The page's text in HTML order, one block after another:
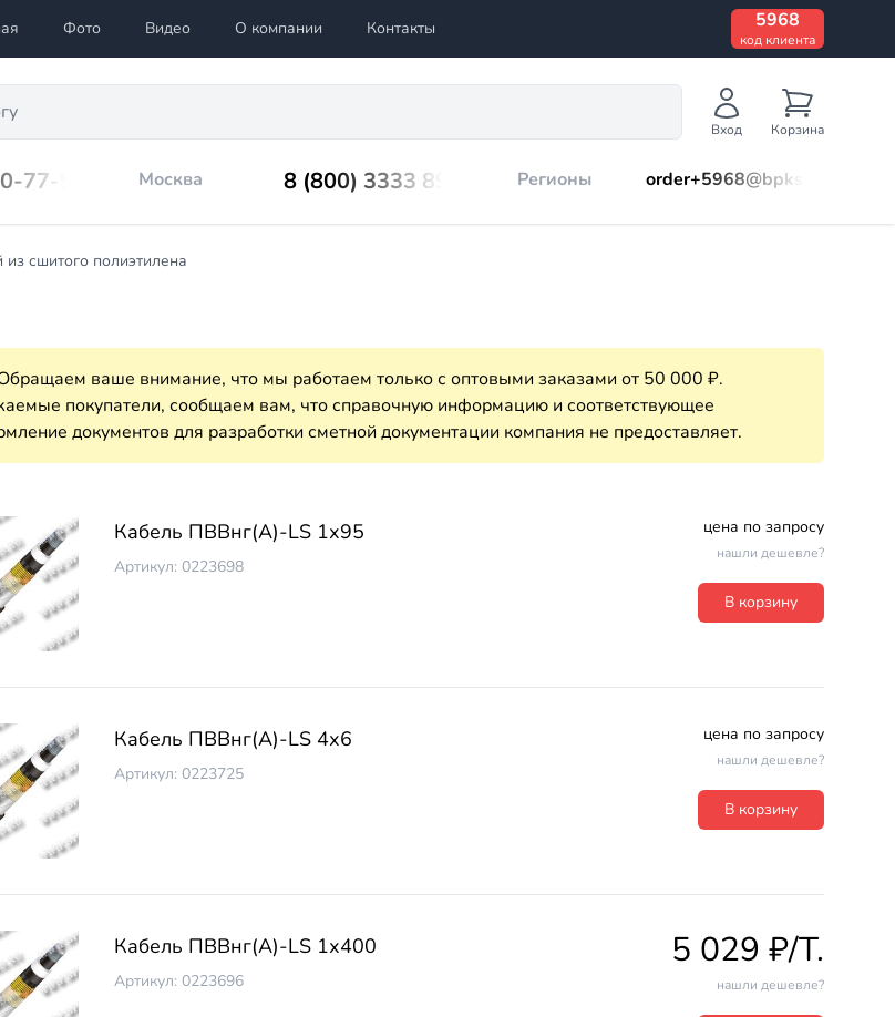
Фото Видео О компании Контакты 5968
код клиента
Вход Корзина
77-98 Москва 8 (800) 3333 899 Регионы order+5968@bpks.ru
сшитого полиэтилена
ваше внимание, что мы работаем только с оптовыми заказами от 50 000 ₽.
покупатели, сообщаем вам, что справочную информацию и соответствующее
документов для разработки сметной документации компания не предоставляет.
Кабель ПВВнг(А)-LS 1х95
Артикул: 0223698
цена по запросу
нашли дешевле?
В корзину
Кабель ПВВнг(А)-LS 4х6
Артикул: 0223725
цена по запросу
нашли дешевле?
В корзину
Кабель ПВВнг(А)-LS 1х400
Артикул: 0223696
5 029 ₽/T.
нашли дешевле?